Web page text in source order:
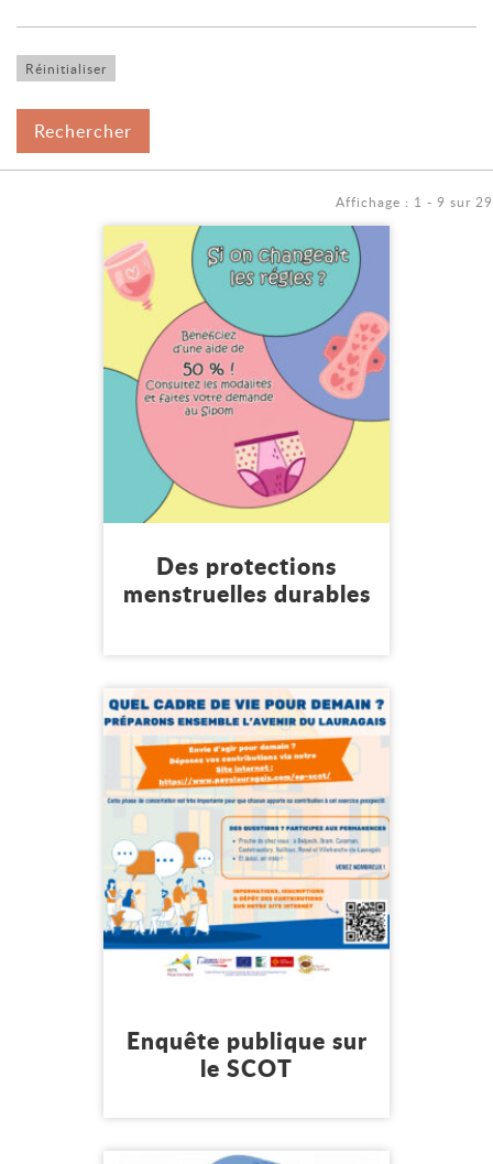
Mon environnement
Des protections
menstruelles durables
Lire l'article
Vie municipale
Enquête publique sur
le SCOT
Lire l'article
Affichage : 1 - 9 sur 29